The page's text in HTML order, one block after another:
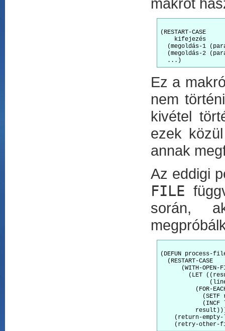
(RESTART-CASE
    kifejezés
(megoldás-1
(megoldás-2
Ez a
nem
kivétel
ezek
annak
Az eddigi
FILE
során,
(DEFUN process-
  (RESTART-CASE
(WITH-OPEN-
(LET
(FOR-
(SETF
(INCF
(return-